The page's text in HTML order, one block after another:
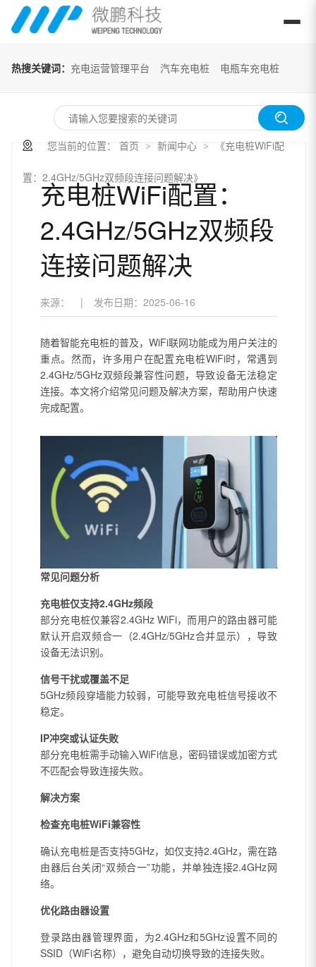
热搜关键词： 充电运营管理平台 汽车充电桩 电瓶车充电桩
您当前的位置： 首页 > 新闻中心 > 《充电桩WiFi配
置：2.4GHz/5GHz双频段连接问题解决》
充电桩WiFi配置：
2.4GHz/5GHz双频段
连接问题解决
来源： | 发布日期： 2025-06-16
随着智能充电桩的普及，WiFi联网功能成为用户关注的
重点。然而，许多用户在配置充电桩WiFi时，常遇到
2.4GHz/5GHz双频段兼容性问题，导致设备无法稳定
连接。本文将介绍常见问题及解决方案，帮助用户快速
完成配置。
常见问题分析
充电桩仅支持2.4GHz频段
部分充电桩仅兼容2.4GHz WiFi，而用户的路由器可能
默认开启双频合一（2.4GHz/5GHz合并显示），导致
设备无法识别。
信号干扰或覆盖不足
5GHz频段穿墙能力较弱，可能导致充电桩信号接收不
稳定。
IP冲突或认证失败
部分充电桩需手动输入WiFi信息，密码错误或加密方式
不匹配会导致连接失败。
解决方案
检查充电桩WiFi兼容性
确认充电桩是否支持5GHz，如仅支持2.4GHz，需在路
由器后台关闭“双频合一”功能，并单独连接2.4GHz网
络。
优化路由器设置
登录路由器管理界面，为2.4GHz和5GHz设置不同的
SSID（WiFi名称），避免自动切换导致的连接失败。